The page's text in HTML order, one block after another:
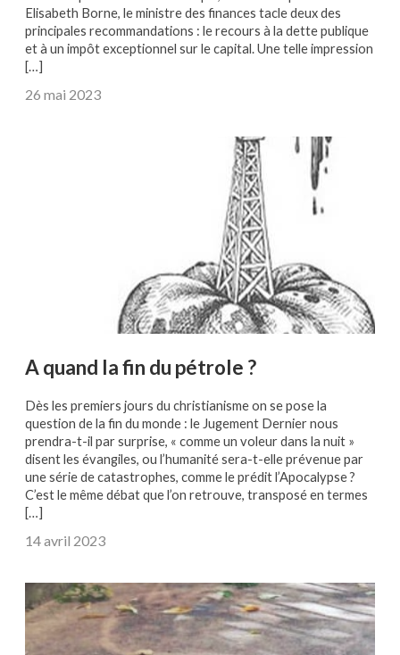
Elisabeth Borne, le ministre des finances tacle deux des
principales recommandations : le recours à la dette publique
et à un impôt exceptionnel sur le capital. Une telle impression
[…]
26 mai 2023
A quand la fin du pétrole ?
Dès les premiers jours du christianisme on se pose la
question de la fin du monde : le Jugement Dernier nous
prendra-t-il par surprise, « comme un voleur dans la nuit »
disent les évangiles, ou l’humanité sera-t-elle prévenue par
une série de catastrophes, comme le prédit l’Apocalypse ?
C’est le même débat que l’on retrouve, transposé en termes
[…]
14 avril 2023